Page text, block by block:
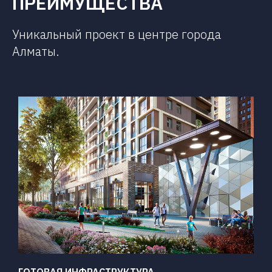
Уникальный проект в центре города
Алматы.